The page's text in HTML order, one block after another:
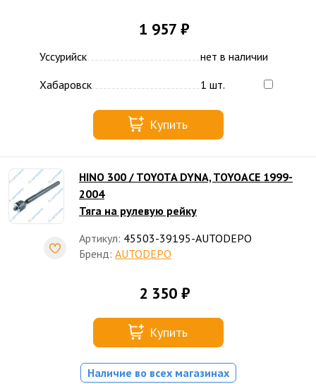
1 957 ₽
Уссурийск
нет в наличии
Хабаровск
1 шт.
Купить
HINO 300 / TOYOTA DYNA, TOYOACE 1999-
2004
Тяга на рулевую рейку
Артикул: 45503-39195-AUTODEPO
Бренд: AUTODEPO
2 350 ₽
Купить
Наличие во всех магазинах